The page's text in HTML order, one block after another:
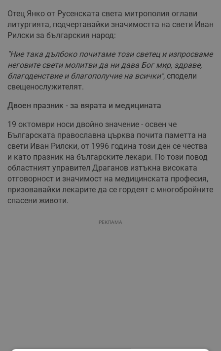
Отец Янко от Русенската света митрополия оглави
литургията, подчертавайки значимостта на свети Иван
Рилски за българския народ:
"Ние така дълбоко почитаме този светец и изпросваме
неговите свети молитви да ни дава Бог мир, здраве,
благоденствие и благополучие на всички", сподели
свещенослужителят.
Двоен празник - за вярата и медицината
19 октомври носи двойно значение - освен че
Българската православна църква почита паметта на
свети Иван Рилски, от 1996 година този ден се чества
и като празник на българските лекари. По този повод
областният управител Драганов изтъкна високата
отговорност и значимост на медицинската професия,
призовавайки лекарите да се гордеят с многобройните
спасени животи.
РЕКЛАМА